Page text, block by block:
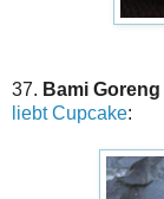
37. Bami Goreng
liebt Cupcake: